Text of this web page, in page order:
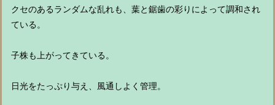
クセのあるランダムな乱れも、葉と鋸歯の彩りによって調和され
ている。
子株も上がってきている。
日光をたっぷり与え、風通しよく管理。